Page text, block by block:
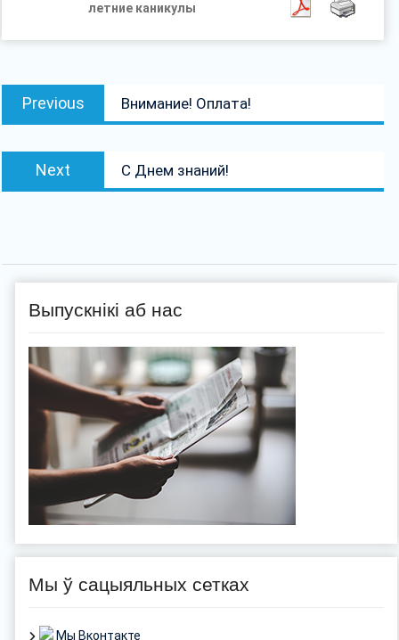
летние каникулы
Навігацыя
Previous
post:
Внимание! Оплата!
Next
post:
С Днем знаний!
Выпускнікі аб нас
Мы ў сацыяльных сетках
Мы Вконтакте